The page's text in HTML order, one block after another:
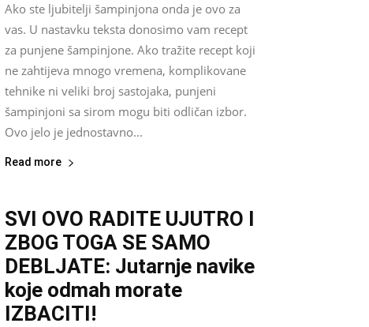
Ako ste ljubitelji šampinjona onda je ovo za
vas. U nastavku teksta donosimo vam recept
za punjene šampinjone. Ako tražite recept koji
ne zahtijeva mnogo vremena, komplikovane
tehnike ni veliki broj sastojaka, punjeni
šampinjoni sa sirom mogu biti odličan izbor.
Ovo jelo je jednostavno...
Read more
SVI OVO RADITE UJUTRO I
ZBOG TOGA SE SAMO
DEBLJATE: Jutarnje navike
koje odmah morate
IZBACITI!